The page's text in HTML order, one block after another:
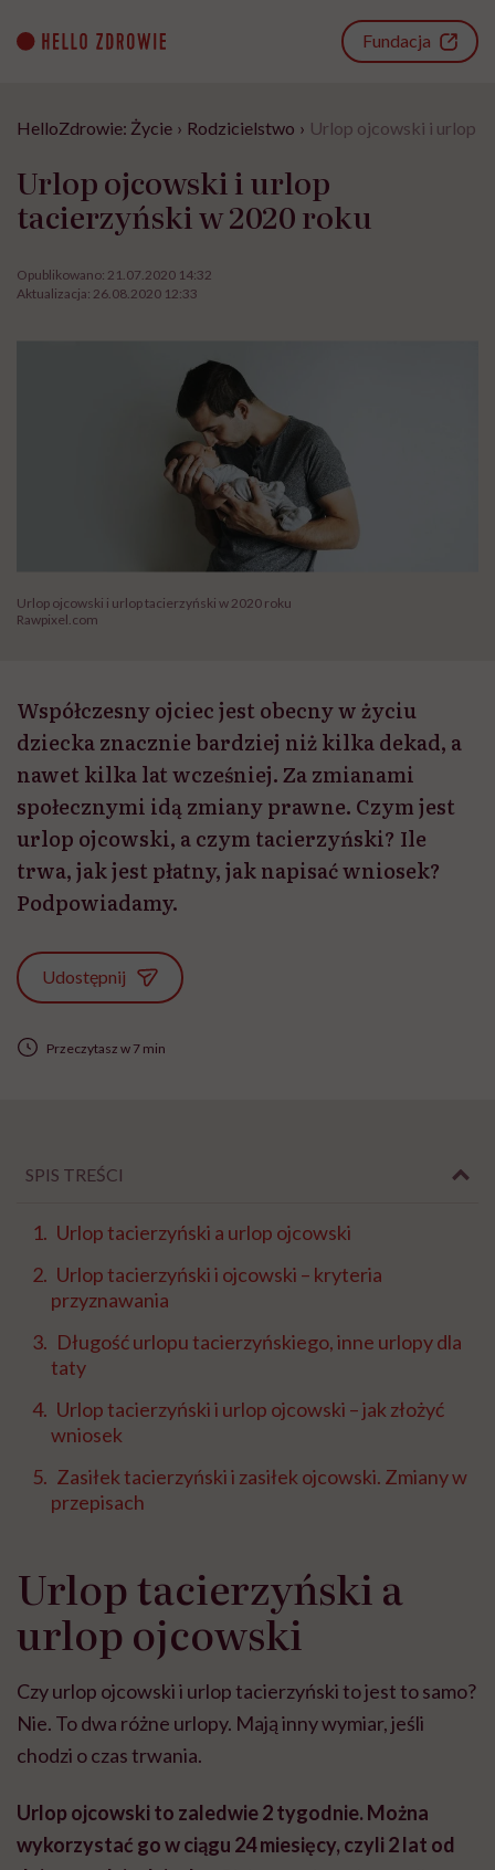
content
Fundacja
HelloZdrowie: Życie › Rodzicielstwo › Urlop ojcowski i urlop
Urlop ojcowski i urlop
tacierzyński w 2020 roku
Opublikowano: 21.07.2020 14:32
Aktualizacja: 26.08.2020 12:33
Urlop ojcowski i urlop tacierzyński w 2020 roku
Rawpixel.com
Współczesny ojciec jest obecny w życiu
dziecka znacznie bardziej niż kilka dekad, a
nawet kilka lat wcześniej. Za zmianami
społecznymi idą zmiany prawne. Czym jest
urlop ojcowski, a czym tacierzyński? Ile
trwa, jak jest płatny, jak napisać wniosek?
Podpowiadamy.
Udostępnij
Przeczytasz w 7 min
SPIS TREŚCI
Urlop tacierzyński a urlop ojcowski
Urlop tacierzyński i ojcowski – kryteria
przyznawania
Długość urlopu tacierzyńskiego, inne urlopy dla
taty
Urlop tacierzyński i urlop ojcowski – jak złożyć
wniosek
Zasiłek tacierzyński i zasiłek ojcowski. Zmiany w
przepisach
Urlop tacierzyński a
urlop ojcowski
Czy urlop ojcowski i urlop tacierzyński to jest to samo?
Nie. To dwa różne urlopy. Mają inny wymiar, jeśli
chodzi o czas trwania.
Urlop ojcowski to zaledwie 2 tygodnie. Można
wykorzystać go w ciągu 24 miesięcy, czyli 2 lat od